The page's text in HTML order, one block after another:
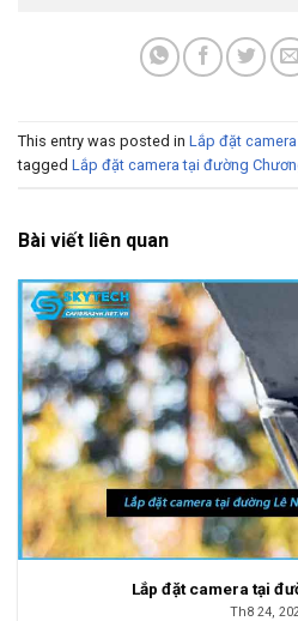
This entry was posted in Lắp đặt
tagged Lắp đặt camera tại đường
Bài viết liên quan
Lắp đặt camera tại
Th8 24,